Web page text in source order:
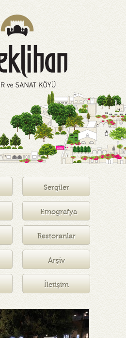
Sergiler
Etnografya
Müzesi
Restoranlar
Arşiv
İletişim